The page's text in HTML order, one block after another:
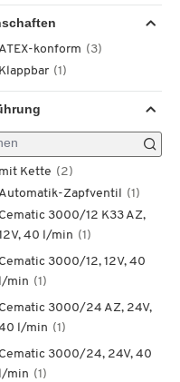
ATEX-konform (3)
Klappbar (1)
mit Kette (2)
Automatik-Zapfventil (1)
Cematic 3000/12 K33 AZ,
40 l/min (1)
Cematic 3000/12, 12V, 40
l/min (1)
Cematic 3000/24 AZ, 24V,
l/min (1)
Cematic 3000/24, 24V, 40
l/min (1)